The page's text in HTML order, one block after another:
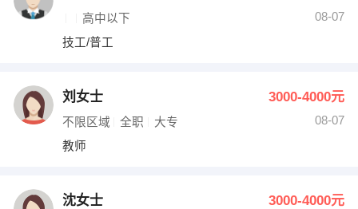
其他职位
高中以下
08-07
技工/普工
刘女士 3000-4000元
不限区域 全职 大专
08-07
教师
沈女士 3000-4000元